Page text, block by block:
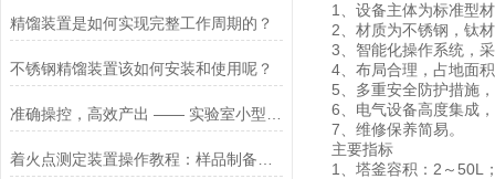
精馏装置是如何实现完整工作周期的？
不锈钢精馏装置该如何安装和使用呢？
1、设备主体为标准型
2、材质为不锈钢，钛
3、智能化操作系统，
4、布局合理，占地面
5、多重安全防护措施
6、电气设备高度集成
7、维修保养简易。
主要指标
1、塔釜容积：2～50L